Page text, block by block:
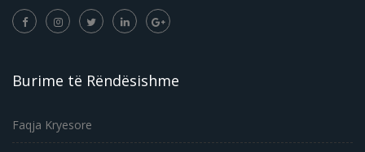
Burime të Rëndësishme
Faqja Kryesore